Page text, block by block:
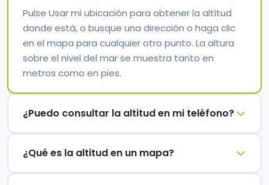
Pulse Usar mi ubicación para obtener la altitud
donde está, o busque una dirección o haga clic
en el mapa para cualquier otro punto. La altura
sobre el nivel del mar se muestra tanto en
metros como en pies.
¿Puedo consultar la altitud en mi teléfono?
¿Qué es la altitud en un mapa?